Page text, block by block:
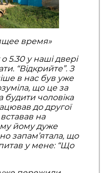
время»
5.30 у наші двері
“Відкрийте”. З
в нас був уже
що це за
будити чоловіка
до другої
на
йому дуже
запам’ятала, що
у мене: “Що